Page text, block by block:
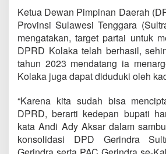
Ketua Dewan Pimpinan Daerah
Provinsi Sulawesi Tenggara
mengatakan, target partai untuk
DPRD Kolaka telah berhasil,
tahun 2023 mendatang ia
Kolaka juga dapat diduduki oleh
“Karena kita sudah bisa
DPRD, berarti kedepan bupati
kata Andi Ady Aksar dalam
konsolidasi DPD Gerindra